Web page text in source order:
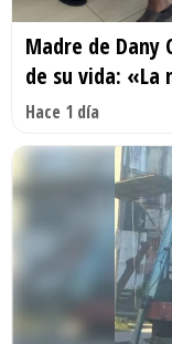
Madre de Dany
de su vida:
Hace 1 día